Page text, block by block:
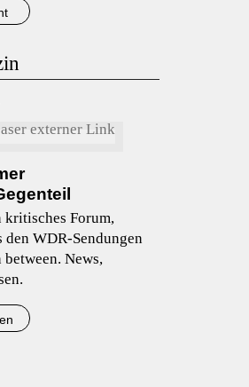
kritisches Forum,
WDR-Sendungen
News,